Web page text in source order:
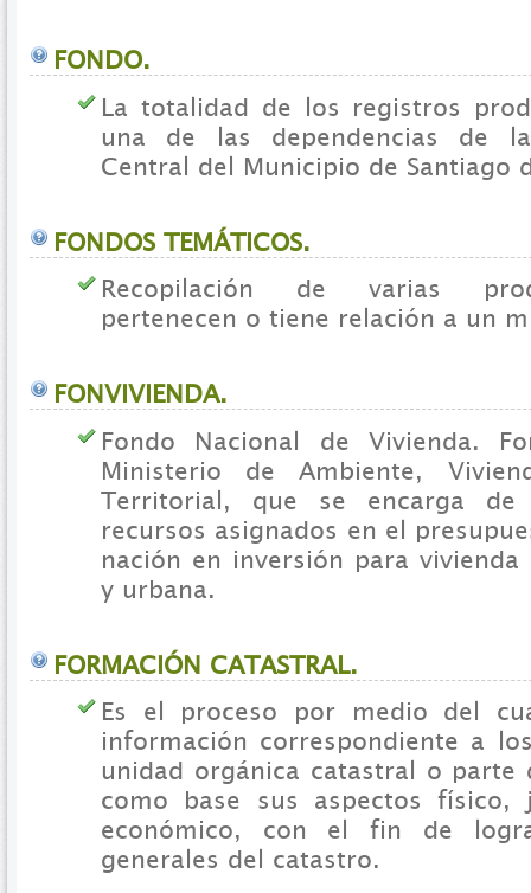
FONDO.
La totalidad de los registros
una de las dependencias de
Central del Municipio de Santiago
FONDOS TEMÁTICOS.
Recopilación de varias
pertenecen o tiene relación a un
FONVIVIENDA.
Fondo Nacional de Vivienda.
Ministerio de Ambiente,
Territorial, que se encarga de
recursos asignados en el
nación en inversión para
y urbana.
FORMACIÓN CATASTRAL.
Es el proceso por medio del
información correspondiente a
unidad orgánica catastral o parte
como base sus aspectos
económico, con el fin de
generales del catastro.